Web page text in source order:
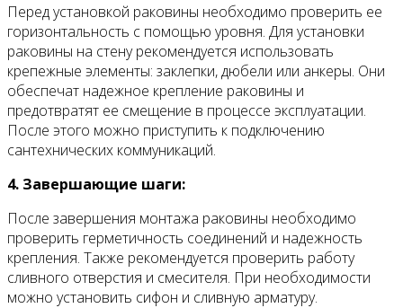
Перед установкой раковины необходимо проверить ее
горизонтальность с помощью уровня. Для установки
раковины на стену рекомендуется использовать
крепежные элементы: заклепки, дюбели или анкеры. Они
обеспечат надежное крепление раковины и
предотвратят ее смещение в процессе эксплуатации.
После этого можно приступить к подключению
сантехнических коммуникаций.
4. Завершающие шаги:
После завершения монтажа раковины необходимо
проверить герметичность соединений и надежность
крепления. Также рекомендуется проверить работу
сливного отверстия и смесителя. При необходимости
можно установить сифон и сливную арматуру.